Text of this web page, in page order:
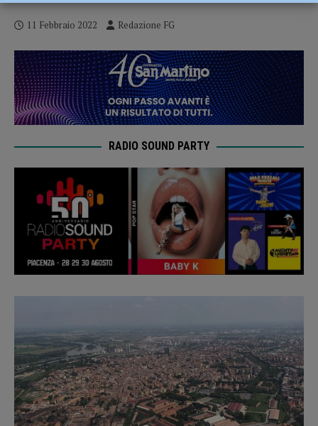
11 Febbraio 2022 Redazione FG
RADIO SOUND PARTY